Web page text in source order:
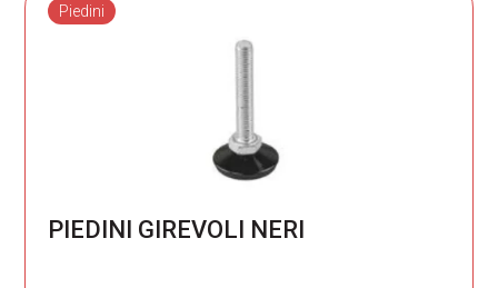
Piedini
PIEDINI GIREVOLI NERI